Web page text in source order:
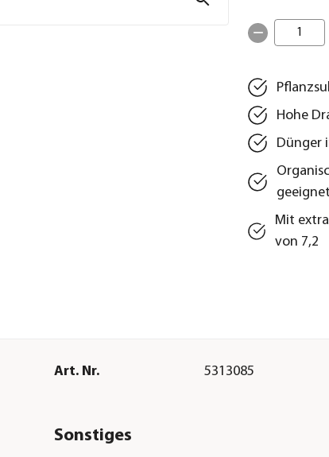
1
Hohe
Dünger
geeignet
Mit
von 7,2
Art. Nr. 5313085
Sonstiges